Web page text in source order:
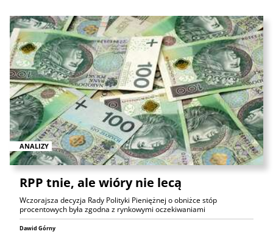
ANALIZY
RPP tnie, ale wióry nie lecą
Wczorajsza decyzja Rady Polityki Pieniężnej o obniżce stóp
procentowych była zgodna z rynkowymi oczekiwaniami
Dawid Górny